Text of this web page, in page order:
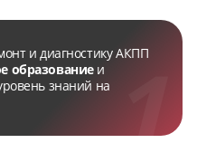
и диагностику АКПП
образованиеи
знаний на